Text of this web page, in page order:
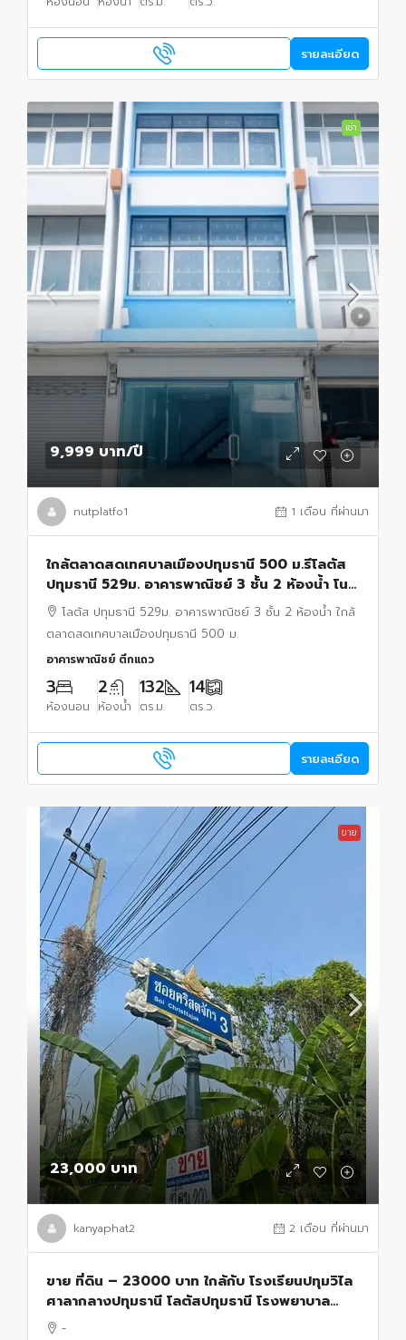
รายละเอียด
เช่า
9,999 บาท/ปี
nutplatfo1 1 เดือน ที่ผ่านมา
ใกล้ตลาดสดเทศบาลเมืองปทุมธานี 500 ม.รีโลตัส
ปทุมธานี 529ม. อาคารพาณิชย์ 3 ชั้น 2 ห้องน้ำ โน
เวทใหม่ ให้เช่า14ตร.ว. 132 ตร.ม เ
โลตัส ปทุมธานี 529ม. อาคารพาณิชย์ 3 ชั้น 2 ห้องน้ำ ใกล้
ตลาดสดเทศบาลเมืองปทุมธานี 500 ม.
อาคารพาณิชย์ ตึกแถว
3
ห้องนอน
2
ห้องน้ำ
132
ตร.ม.
14
ตร.ว.
รายละเอียด
ขาย
23,000 บาท
kanyaphat2 2 เดือน ที่ผ่านมา
ขาย ที่ดิน – 23000 บาท ใกล้กับ โรงเรียนปทุมวิไล
ศาลากลางปทุมธานี โลตัสปทุมธานี โรงพยาบาล
ปทุมธานี อยู่ย่านใจกลางเมืองปทุม เขตชุมชน 200
-